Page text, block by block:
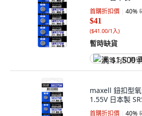
首購折扣價 40%
$41
($41.00/1入)
暫時缺貨
满 $1,500 再
maxell 鈕扣型
1.55V 日本製
首購折扣價 40%